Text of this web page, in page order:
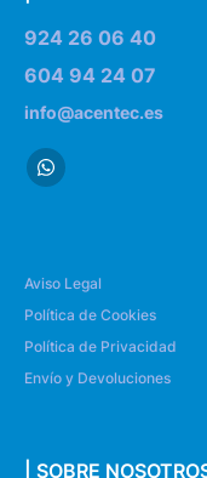
924 26 06 40
604 94 24 07
info@acentec.es
Aviso Legal
Política de Cookies
Política de Privacidad
Envío y Devoluciones
| SOBRE